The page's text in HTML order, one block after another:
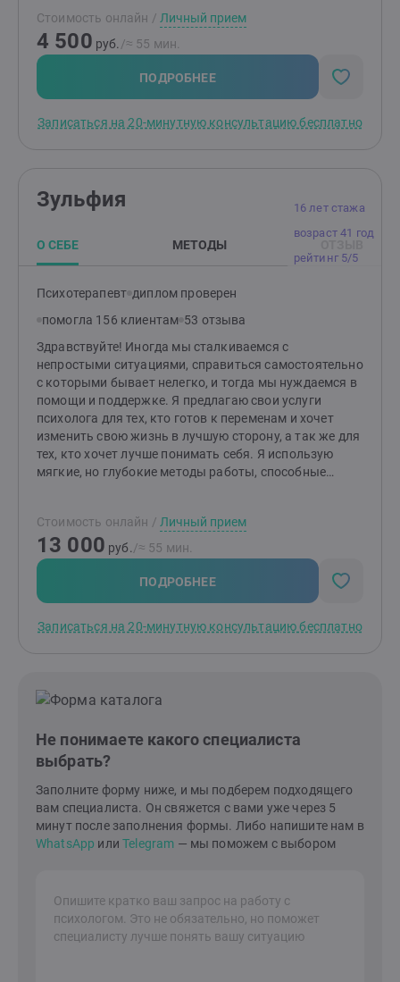
психикой можно научиться находить в себе опоры и
ресурсы, которые в дальнейшем помогут
справляться и с другими сложными жизненными
обстоятельствами, помогут лучше прислушиваться к
себе, находить удовольствие от жизни.
Стоимость онлайн / Личный прием
4 500 руб. /≈ 55 мин.
ПОДРОБНЕЕ
Записаться на 20-минутную консультацию бесплатно
16 лет стажа
возраст 41 год
рейтинг 5/5
Зульфия
О СЕБЕ МЕТОДЫ
Психотерапевт диплом проверен
помогла 156 клиентам 53 отзыва
Здравствуйте! Иногда мы сталкиваемся с
непростыми ситуациями, справиться самостоятельно
с которыми бывает нелегко, и тогда мы нуждаемся в
помощи и поддержке. Я предлагаю свои услуги
психолога для тех, кто готов к переменам и хочет
изменить свою жизнь в лучшую сторону, а так же для
тех, кто хочет лучше понимать себя. Я использую
мягкие, но глубокие методы работы, способные
Стоимость онлайн / Личный прием
13 000 руб./≈ 55 мин.
ПОДРОБНЕЕ
Записаться на 20-минутную консультацию бесплатно
Не понимаете какого специалиста
выбрать?
Заполните форму ниже, и мы подберем подходящего
вам специалиста. Он свяжется с вами уже через 5
минут после заполнения формы. Либо напишите нам в
WhatsApp илиTelegram — мы поможем с выбором